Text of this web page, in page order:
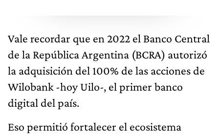
Vale recordar que en 2022 el Banco Central
de la República Argentina (BCRA) autorizó
la adquisición del 100% de las acciones de
Wilobank -hoy Uilo-, el primer banco
digital del país.
Eso permitió fortalecer el ecosistema